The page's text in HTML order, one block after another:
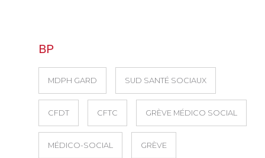
BP
MDPH GARD SUD SANTÉ SOCIAUX
CFDT CFTC GRÈVE MÉDICO SOCIAL
MÉDICO-SOCIAL GRÈVE